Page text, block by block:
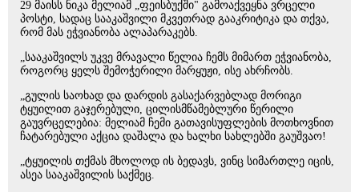
29 მაისს ნიკა მელიამ „ფეისბუქში" გამოაქვეყნა ვრცელი
პოსტი, სადაც სააკაშვილი მკვეთრად გააკრიტიკა და თქვა,
რომ მას ეჭვიანობა ალაპარაკებს.
„სააკაშვილს უკვე მრავალი წელია ჩემს მიმართ ეჭვიანობა,
როგორც ყელს შემოჭერილი მარყუჟი, ისე ახრჩობს.
„გულის საოხად და დარდის გასაქარვებლად მორიგი
ტყუილით გაჯერებული, ცილისმწამებლური წერილი
გაუვრცელებია: მელიამ ჩემი გათავისუფლების მოთხოვნით
ჩატარებული აქცია დაშალა და ხალხი სახლებში გაუშვაო!
„ტყუილის თქმას მხოლოდ ის ბედავს, ვინც სიმართლე იცის,
ასეა სააკაშვილის საქმეც.